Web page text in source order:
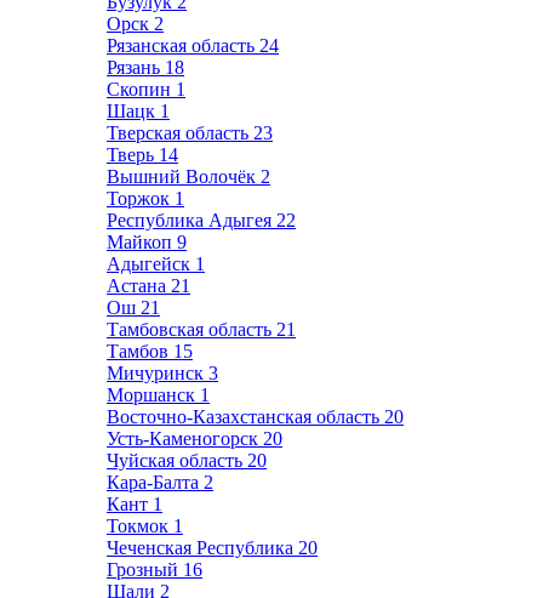
Орск 2
Рязанская область 24
Рязань 18
Скопин 1
Шацк 1
Тверская область 23
Тверь 14
Вышний Волочёк 2
Торжок 1
Республика Адыгея 22
Майкоп 9
Адыгейск 1
Астана 21
Ош 21
Тамбовская область 21
Тамбов 15
Мичуринск 3
Моршанск 1
Восточно-Казахстанская область 20
Усть-Каменогорск 20
Чуйская область 20
Кара-Балта 2
Кант 1
Токмок 1
Чеченская Республика 20
Грозный 16
Шали 2